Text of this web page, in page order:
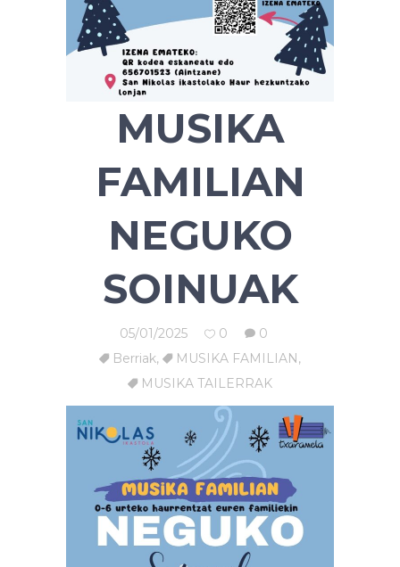
MUSIKA
FAMILIAN
NEGUKO
SOINUAK
05/01/2025 0
0
Berriak, MUSIKA FAMILIAN ,
MUSIKA TAILERRAK